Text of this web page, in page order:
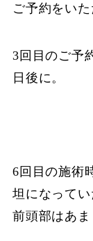
ご予約をいた
3回目のご予
日後に。
6回目の施術
坦になって
前頭部はあま